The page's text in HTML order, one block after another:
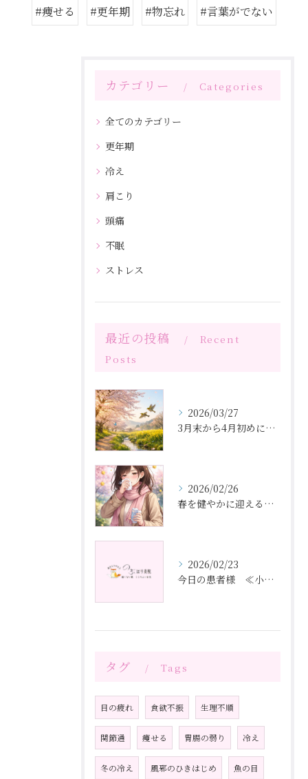
#痩せる #更年期 #物忘れ #言葉がでない
カテゴリー Categories
全てのカテゴリー
更年期
冷え
肩こり
頭痛
不眠
ストレス
最近の投稿
Recent
Posts
2026/03/27
3月末から4月初めにかけての体調管理と鍼灸のすすめ
2026/02/26
春を健やかに迎えるために気をつけたいこと
2026/02/23
今日の患者様 ≪小学生の腰痛≫ ③
タグ Tags
目の疲れ 食欲不振 生理不順
関節通 痩せる 胃腸の弱り 冷え
冬の冷え 風邪のひきはじめ 魚の目